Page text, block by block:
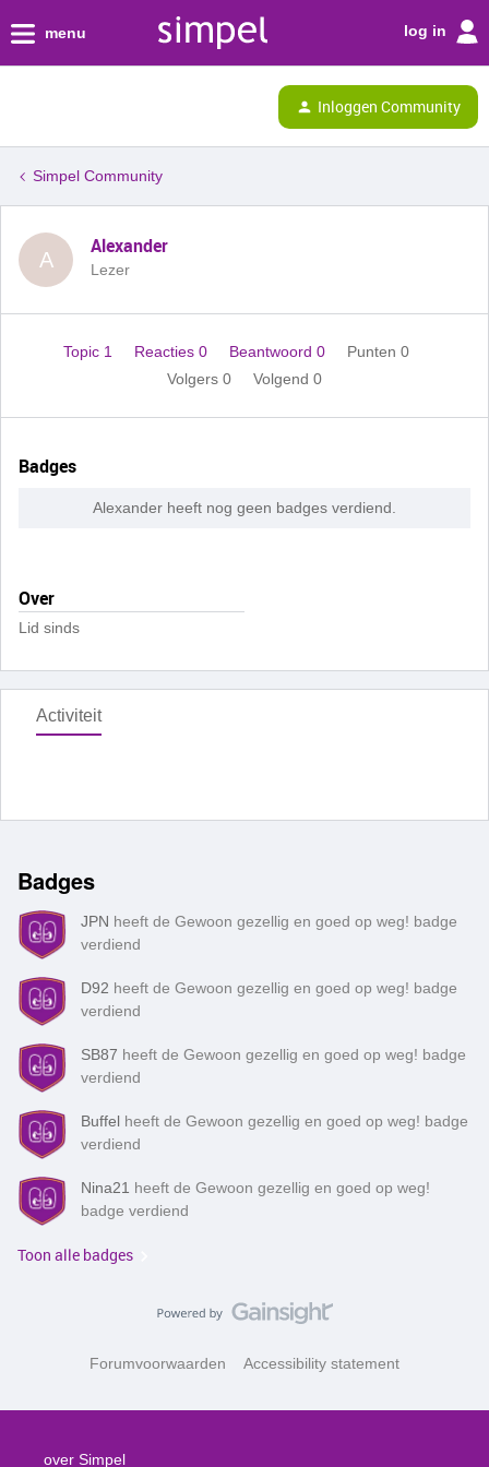
menu log in
Inloggen Community
Simpel Community
A
Alexander
Lezer
Topic 1 Reacties 0 Beantwoord 0
Punten 0
Volgers 0 Volgend 0
Badges
Alexander heeft nog geen badges verdiend.
Over
Lid sinds
Activiteit
Badges
JPN heeft de Gewoon gezellig en goed op weg! badge
verdiend
D92 heeft de Gewoon gezellig en goed op weg! badge
verdiend
SB87 heeft de Gewoon gezellig en goed op weg! badge
verdiend
Buffel heeft de Gewoon gezellig en goed op weg! badge
verdiend
Nina21 heeft de Gewoon gezellig en goed op weg!
badge verdiend
Toon alle badges
Forumvoorwaarden Accessibility statement
over Simpel